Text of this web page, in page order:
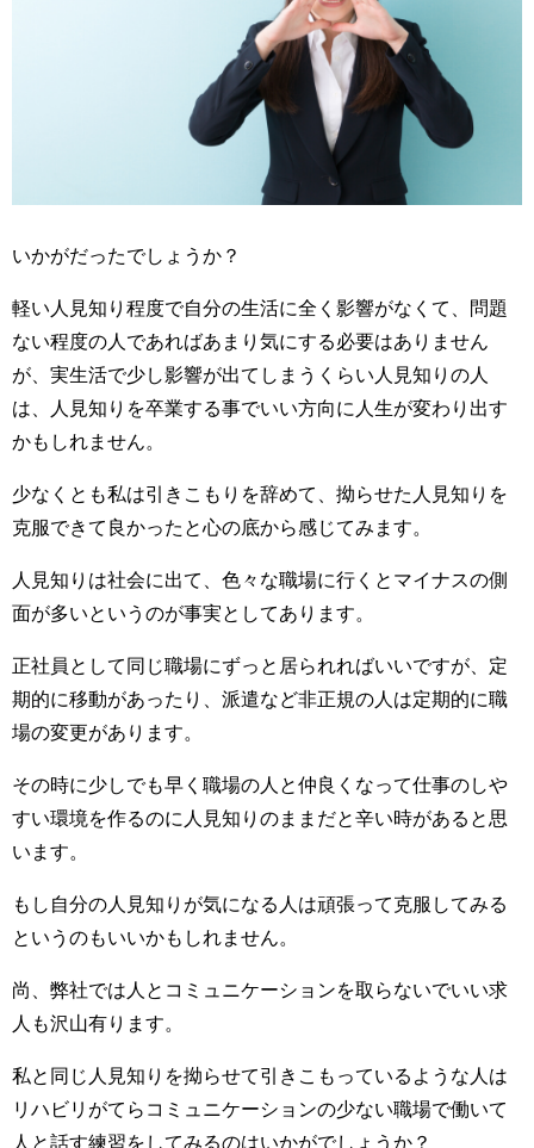
いかがだったでしょうか？
軽い人見知り程度で自分の生活に全く影響がなくて、問題
ない程度の人であればあまり気にする必要はありません
が、実生活で少し影響が出てしまうくらい人見知りの人
は、人見知りを卒業する事でいい方向に人生が変わり出す
かもしれません。
少なくとも私は引きこもりを辞めて、拗らせた人見知りを
克服できて良かったと心の底から感じてみます。
人見知りは社会に出て、色々な職場に行くとマイナスの側
面が多いというのが事実としてあります。
正社員として同じ職場にずっと居られればいいですが、定
期的に移動があったり、派遣など非正規の人は定期的に職
場の変更があります。
その時に少しでも早く職場の人と仲良くなって仕事のしや
すい環境を作るのに人見知りのままだと辛い時があると思
います。
もし自分の人見知りが気になる人は頑張って克服してみる
というのもいいかもしれません。
尚、弊社では人とコミュニケーションを取らないでいい求
人も沢山有ります。
私と同じ人見知りを拗らせて引きこもっているような人は
リハビリがてらコミュニケーションの少ない職場で働いて
人と話す練習をしてみるのはいかがでしょうか？